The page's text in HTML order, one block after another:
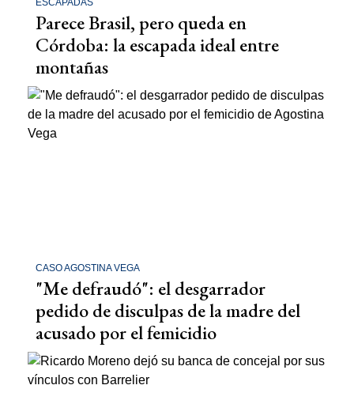
ESCAPADAS
Parece Brasil, pero queda en
Córdoba: la escapada ideal entre
montañas
CASO AGOSTINA VEGA
"Me defraudó": el desgarrador
pedido de disculpas de la madre del
acusado por el femicidio